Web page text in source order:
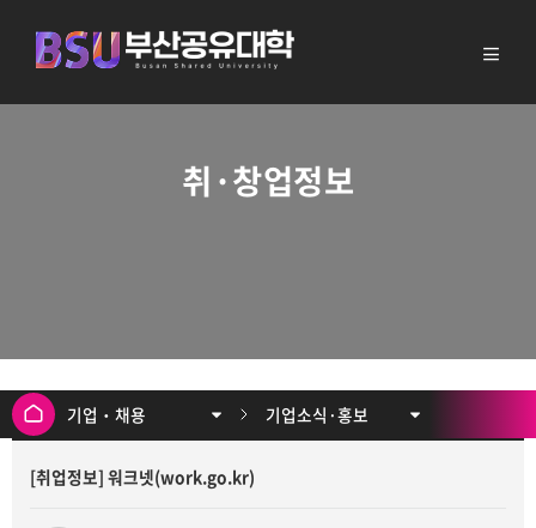
취·창업정보
기업‧채용 기업소식·홍보
[취업정보] 워크넷(work.go.kr)